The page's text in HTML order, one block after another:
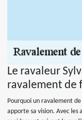
Le ravaleur
ravalement de
Pourquoi un ravalement
apporte sa vision. Avec les